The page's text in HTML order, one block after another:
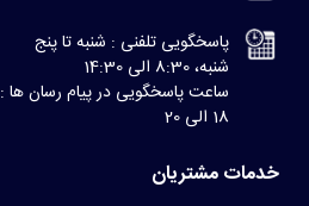
پاسخگویی تلفنی : شنبه تا پنج
شنبه، 8:30 الی 14:30
ساعت پاسخگویی در پیام رسان ها :
18 الی 20
خدمات مشتریان